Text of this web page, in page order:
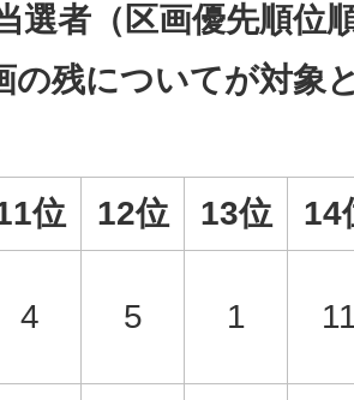
選者（区画優先順位
の残についてが対象
位 12位 13位
14
4 5 1